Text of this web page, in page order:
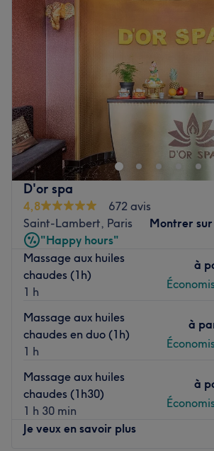
Mercredi
Jeudi
Vendredi
Dimanche
Coco Spa Paris vous accueille dans le
de Paris, dans un cadre élégant et
vous offrir une véritable parenthèse de
prestation est réalisée avec soin afin de
besoins et de vous faire vivre un
mise en beauté.
Transport public le plus proche
Le métro Pasteur est uniquement à une
salon, disservi par les lignes 6 et 12.
L'équipe
service pour vous offrir une expérience
Nos coups de cœur :
Les spécialités de l’établissement :
Spa et les soins du visage.
D'or spa
4,8
672 avis
Saint-Lambert, Paris
Montrer
"Happy hours"
Massage aux huiles
chaudes (1h)
1 h
à
Massage aux huiles
chaudes en duo (1h)
1 h
à
Massage aux huiles
chaudes (1h30)
1 h 30 min
à
Je veux en savoir plus